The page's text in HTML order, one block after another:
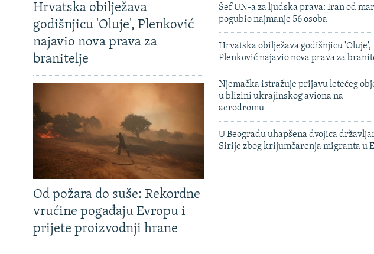
Hrvatska obilježava
godišnjicu 'Oluje', Plenković
najavio nova prava za
branitelje
Od požara do suše: Rekordne
vrućine pogađaju Evropu i
prijete proizvodnji hrane
Šef UN-a za ljudska prava: Iran od
pogubio najmanje 56 osoba
Hrvatska obilježava godišnjicu 'Oluje',
Plenković najavio nova prava za
Njemačka istražuje prijavu letećeg
u blizini ukrajinskog aviona na
aerodromu
U Beogradu uhapšena dvojica
Sirije zbog krijumčarenja migranta u